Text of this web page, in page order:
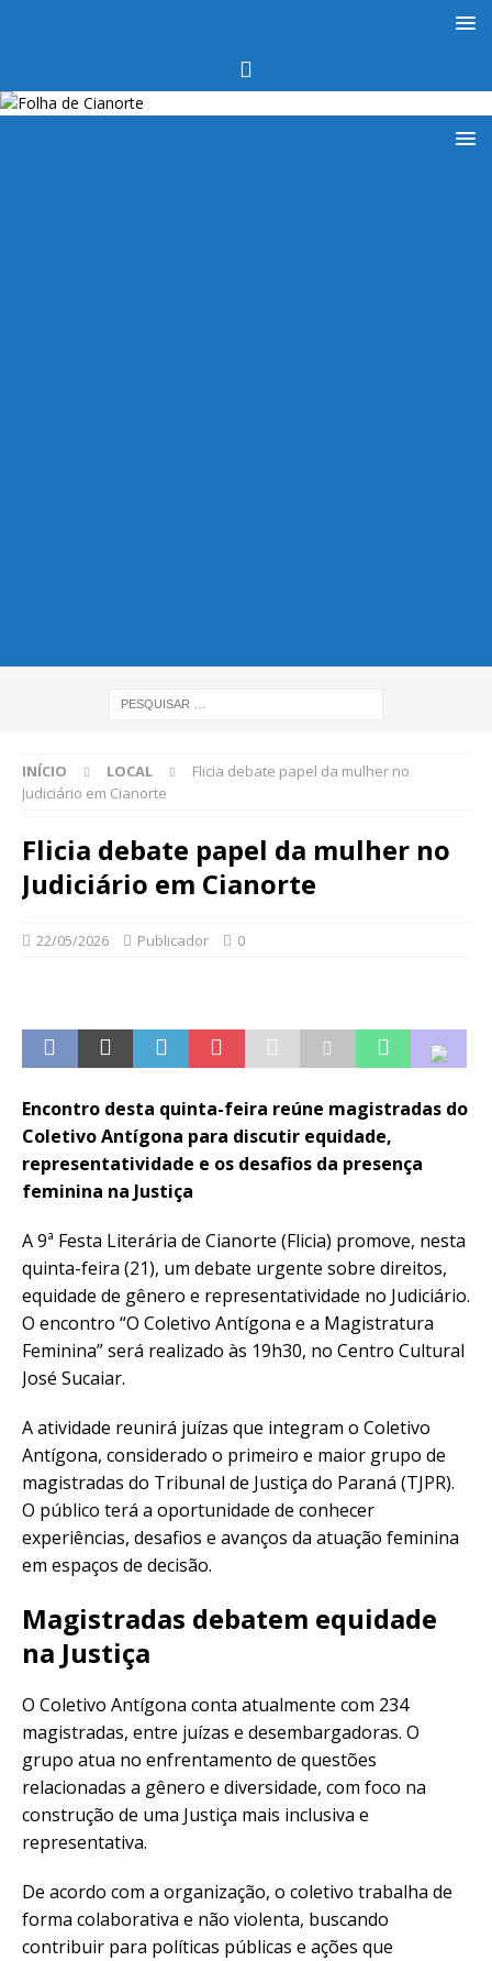
INÍCIO LOCAL
Flicia debate papel da mulher no
Judiciário em Cianorte
Flicia debate papel da mulher no
Judiciário em Cianorte
22/05/2026 Publicador 0
Encontro desta quinta-feira reúne magistradas do
Coletivo Antígona para discutir equidade,
representatividade e os desafios da presença
feminina na Justiça
A 9ª Festa Literária de Cianorte (Flicia) promove, nesta
quinta-feira (21), um debate urgente sobre direitos,
equidade de gênero e representatividade no Judiciário.
O encontro “O Coletivo Antígona e a Magistratura
Feminina” será realizado às 19h30, no Centro Cultural
José Sucaiar.
A atividade reunirá juízas que integram o Coletivo
Antígona, considerado o primeiro e maior grupo de
magistradas do Tribunal de Justiça do Paraná (TJPR).
O público terá a oportunidade de conhecer
experiências, desafios e avanços da atuação feminina
em espaços de decisão.
Magistradas debatem equidade
na Justiça
O Coletivo Antígona conta atualmente com 234
magistradas, entre juízas e desembargadoras. O
grupo atua no enfrentamento de questões
relacionadas a gênero e diversidade, com foco na
construção de uma Justiça mais inclusiva e
representativa.
De acordo com a organização, o coletivo trabalha de
forma colaborativa e não violenta, buscando
contribuir para políticas públicas e ações que